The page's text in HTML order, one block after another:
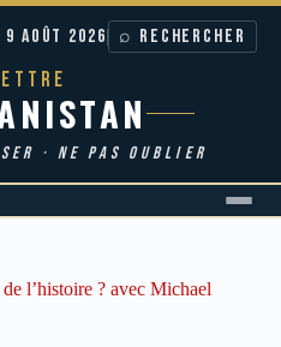
9 AOÛT 2026 ⌕ RECHERCHER
· NE PAS OUBLIER
l’histoire ? avec Michael